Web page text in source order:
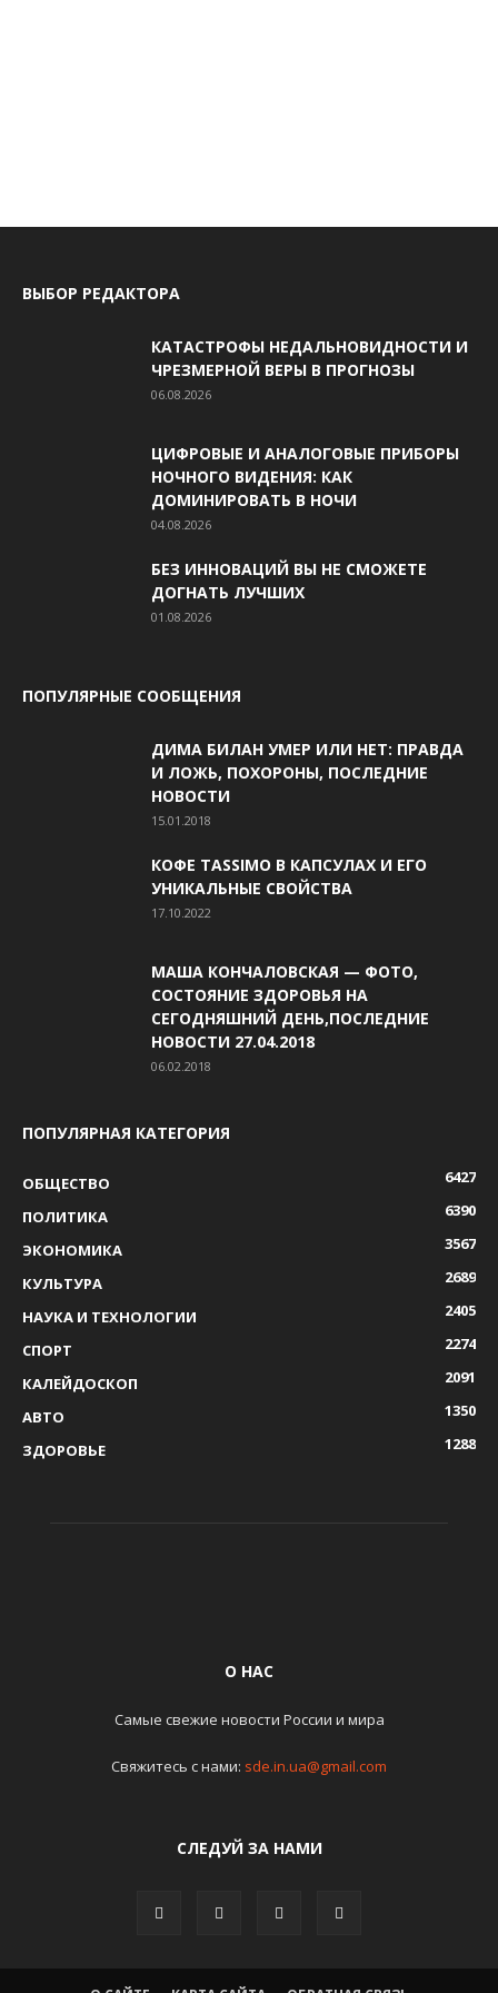
ВЫБОР РЕДАКТОРА
КАТАСТРОФЫ НЕДАЛЬНОВИДНОСТИ И
ЧРЕЗМЕРНОЙ ВЕРЫ В ПРОГНОЗЫ
06.08.2026
ЦИФРОВЫЕ И АНАЛОГОВЫЕ ПРИБОРЫ
НОЧНОГО ВИДЕНИЯ: КАК
ДОМИНИРОВАТЬ В НОЧИ
04.08.2026
БЕЗ ИННОВАЦИЙ ВЫ НЕ СМОЖЕТЕ
ДОГНАТЬ ЛУЧШИХ
01.08.2026
ПОПУЛЯРНЫЕ СООБЩЕНИЯ
ДИМА БИЛАН УМЕР ИЛИ НЕТ: ПРАВДА
И ЛОЖЬ, ПОХОРОНЫ, ПОСЛЕДНИЕ
НОВОСТИ
15.01.2018
КОФЕ TASSIMO В КАПСУЛАХ И ЕГО
УНИКАЛЬНЫЕ СВОЙСТВА
17.10.2022
МАША КОНЧАЛОВСКАЯ — ФОТО,
СОСТОЯНИЕ ЗДОРОВЬЯ НА
СЕГОДНЯШНИЙ ДЕНЬ,ПОСЛЕДНИЕ
НОВОСТИ 27.04.2018
06.02.2018
ПОПУЛЯРНАЯ КАТЕГОРИЯ
ОБЩЕСТВО
6427
ПОЛИТИКА
6390
ЭКОНОМИКА
3567
КУЛЬТУРА
2689
НАУКА И ТЕХНОЛОГИИ
2405
СПОРТ
2274
КАЛЕЙДОСКОП
2091
АВТО
1350
ЗДОРОВЬЕ
1288
О НАС
Самые свежие новости России и мира
Свяжитесь с нами: sde.in.ua@gmail.com
СЛЕДУЙ ЗА НАМИ